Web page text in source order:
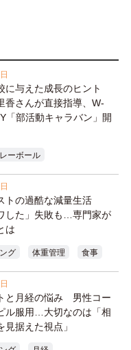
に与えた成長のヒント
香さんが直接指導、W-
「部活動キャラバン」開
ーボール
トの過酷な減量生活
した」失敗も…専門家が
は
グ 体重管理 食事
と月経の悩み 男性コー
ル服用…大切なのは「相
据えた視点」